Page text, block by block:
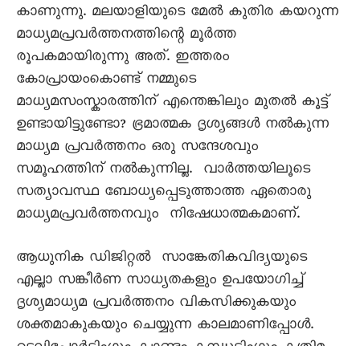
കാണുന്നു. മലയാളിയുടെ മേൽ കുതിര കയറുന്ന
മാധ്യമപ്രവർത്തനത്തിന്റെ മൂർത്ത
രൂപകമായിരുന്നു അത്. ഇത്തരം
കോപ്രായംകൊണ്ട് നമ്മുടെ
മാധ്യമസംസ്കാരത്തിന് എന്തെങ്കിലും മുതൽ കൂട്ട്
ഉണ്ടായിട്ടുണ്ടോ? ഭ്രമാത്മക ദൃശ്യങ്ങൾ നൽകുന്ന
മാധ്യമ പ്രവർത്തനം ഒരു സന്ദേശവും
സമൂഹത്തിന് നൽകുന്നില്ല. വാർത്തയിലൂടെ
സത്യാവസ്ഥ ബോധ്യപ്പെടുത്താത്ത ഏതൊരു
മാധ്യമപ്രവർത്തനവും നിഷേധാത്മകമാണ്.
ആധുനിക ഡിജിറ്റൽ സാങ്കേതികവിദ്യയുടെ
എല്ലാ സങ്കീർണ സാധ്യതകളും ഉപയോഗിച്ച്
ദൃശ്യമാധ്യമ പ്രവർത്തനം വികസിക്കുകയും
ശക്തമാകുകയും ചെയ്യുന്ന കാലമാണിപ്പോൾ.